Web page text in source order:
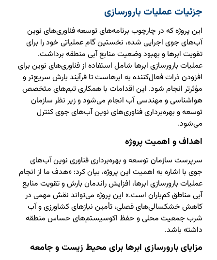
جزئیات عملیات بارورسازی
این پروژه که در چارچوب برنامه‌های توسعه فناوری‌های نوین
آب‌های جوی اجرایی شده، نخستین گام عملیاتی خود را برای
تقویت ابرها و بهبود وضعیت منابع آبی منطقه برداشت.
عملیات بارورسازی ابرها شامل استفاده از فناوری‌های نوین برای
افزودن ذرات فعال‌کننده به ابرهاست تا فرآیند بارش سریع‌تر و
مؤثرتر انجام شود. این اقدامات با همکاری تیم‌های متخصص
هواشناسی و مهندسی آب انجام می‌شود و زیر نظر سازمان
توسعه و بهره‌برداری فناوری‌های نوین آب‌های جوی کنترل
می‌شود.
اهداف و اهمیت پروژه
سرپرست سازمان توسعه و بهره‌برداری فناوری نوین آب‌های
جوی با اشاره به اهمیت این پروژه، بیان کرد: «هدف ما از انجام
عملیات بارورسازی ابرها، افزایش راندمان بارش و تقویت منابع
آبی مناطق کم‌باران است.» این پروژه می‌تواند نقش مهمی در
کاهش خشکسالی‌های فصلی، تأمین نیازهای کشاورزی و آب
شرب جمعیت محلی و حفظ اکوسیستم‌های حساس منطقه
داشته باشد.
مزایای بارورسازی ابرها برای محیط زیست و جامعه